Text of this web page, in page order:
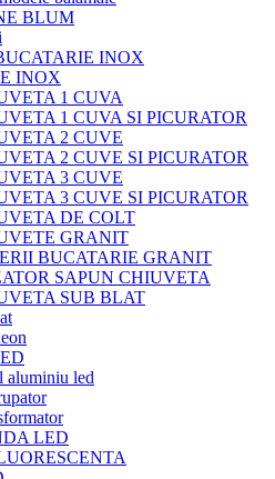
BLUM
INOX
INOX
1 CUVA
1 CUVA SI PICURATOR
2 CUVE
2 CUVE SI PICURATOR
3 CUVE
3 CUVE SI PICURATOR
DE COLT
GRANIT
BUCATARIE GRANIT
SAPUN CHIUVETA
SUB BLAT
aluminiu led
LED